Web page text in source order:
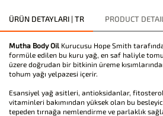
ÜRÜN DETAYLARI | TR PRODUCT
Mutha Body Oil Kurucusu Hope Smith
formüle edilen bu kuru yağ, en saf haliyle
üzere doğrudan bir bitkinin üreme
tohum yağı yelpazesi içerir.
Esansiyel yağ asitleri, antioksidanlar,
vitaminleri bakımından yüksek olan bu
tepeden tırnağa nemlendirme ve parlaklık